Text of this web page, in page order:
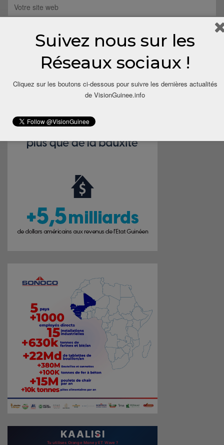
Save my name, email, and website in this browser for the next
Suivez nous sur les
Réseaux sociaux !
Cliquez sur les boutons ci-dessous pour suivre les dernières actualités
de VisionGuinee.info